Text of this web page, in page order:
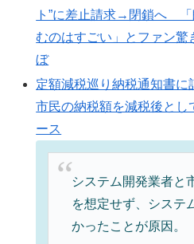
ト”に差止請求→閉鎖へ
むのはすごい」とファン驚
ぼ
定額減税巡り納税通知書
市民の納税額を減税後と
ース
システム開発業者と
を想定せず、システ
かったことが原因。